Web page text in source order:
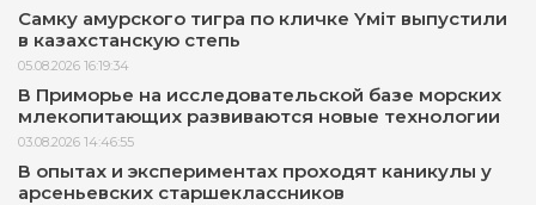
Самку амурского тигра по кличке Yмiт выпустили
в казахстанскую степь
05.08.2026 16:19:34
В Приморье на исследовательской базе морских
млекопитающих развиваются новые технологии
03.08.2026 14:46:55
В опытах и экспериментах проходят каникулы у
арсеньевских старшеклассников